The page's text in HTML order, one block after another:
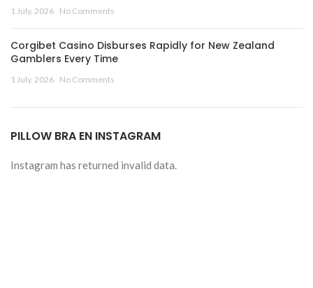
1 July, 2026 No Comments
Corgibet Casino Disburses Rapidly for New Zealand
Gamblers Every Time
1 July, 2026 No Comments
PILLOW BRA EN INSTAGRAM
Instagram has returned invalid data.